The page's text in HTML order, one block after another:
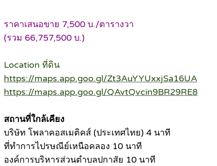
ราคาเสนอขาย 7,500 บ./ตารางวา
(รวม 66,757,500 บ.)
Location ที่ดิน
https://maps.app.goo.gl/Zt3AuYYUxxjSa16UA
https://maps.app.goo.gl/QAvtQvcin9BR29RE8
สถานที่ใกล้เคียง
บริษัท โพลาคอสเมติคส์ (ประเทศไทย) 4 นาที
ที่ทำการไปรษณีย์เหนือคลอง 10 นาที
องค์การบริหารส่วนตำบลปกาสัย 10 นาที